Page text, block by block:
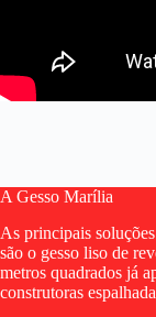
A Gesso Marília
As principais
são o gesso liso de
metros quadrados já
construtoras